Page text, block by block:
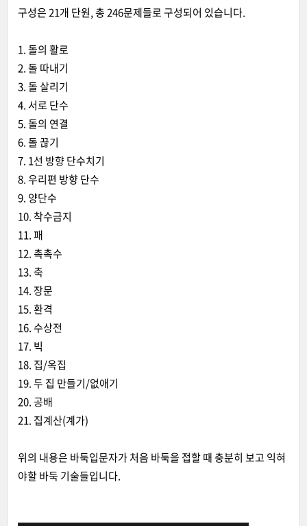
구성은 21개 단원, 총 246문제들로 구성되어 있습니다.
1. 돌의 활로
2. 돌 따내기
3. 돌 살리기
4. 서로 단수
5. 돌의 연결
6. 돌 끊기
7. 1선 방향 단수치기
8. 우리편 방향 단수
9. 양단수
10. 착수금지
11. 패
12. 촉촉수
13. 축
14. 장문
15. 환격
16. 수상전
17. 빅
18. 집/옥집
19. 두 집 만들기/없애기
20. 공배
21. 집계산(계가)
위의 내용은 바둑입문자가 처음 바둑을 접할 때 충분히 보고 익혀
야할 바둑 기술들입니다.